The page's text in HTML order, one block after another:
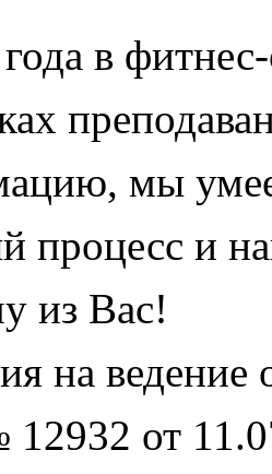
в
мы
процесс и
из Вас!
на ведение
от